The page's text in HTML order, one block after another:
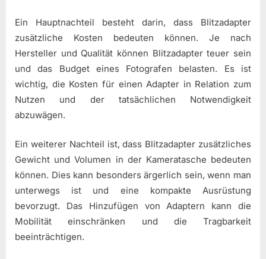
Ein Hauptnachteil besteht darin, dass Blitzadapter
zusätzliche Kosten bedeuten können. Je nach
Hersteller und Qualität können Blitzadapter teuer sein
und das Budget eines Fotografen belasten. Es ist
wichtig, die Kosten für einen Adapter in Relation zum
Nutzen und der tatsächlichen Notwendigkeit
abzuwägen.
Ein weiterer Nachteil ist, dass Blitzadapter zusätzliches
Gewicht und Volumen in der Kameratasche bedeuten
können. Dies kann besonders ärgerlich sein, wenn man
unterwegs ist und eine kompakte Ausrüstung
bevorzugt. Das Hinzufügen von Adaptern kann die
Mobilität einschränken und die Tragbarkeit
beeinträchtigen.